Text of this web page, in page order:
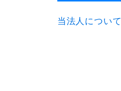
当法人について